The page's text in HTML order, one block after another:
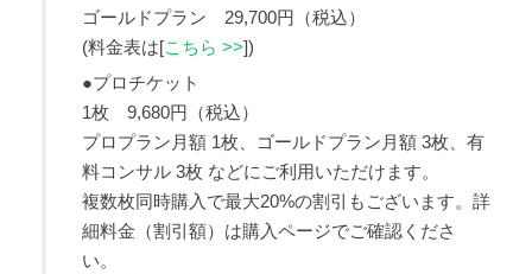
ゴールドプラン 29,700円（税込）
(料金表は[こちら >>])
●プロチケット
1枚 9,680円（税込）
プロプラン月額 1枚、ゴールドプラン月額 3枚、有
料コンサル 3枚 などにご利用いただけます。
複数枚同時購入で最大20%の割引もございます。詳
細料金（割引額）は購入ページでご確認くださ
い。